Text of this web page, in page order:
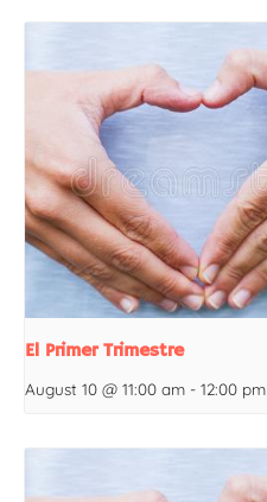
El Primer Trimestre
August 10 @ 11:00 am - 12:00 pm